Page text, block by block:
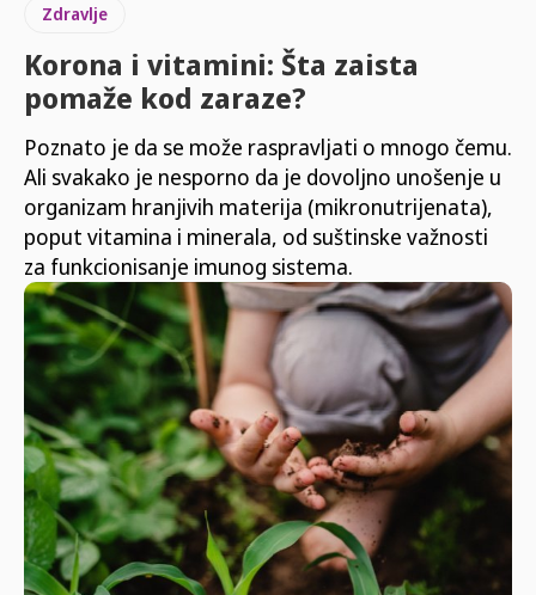
Zdravlje
Korona i vitamini: Šta zaista
pomaže kod zaraze?
Poznato je da se može raspravljati o mnogo čemu.
Ali svakako je nesporno da je dovoljno unošenje u
organizam hranjivih materija (mikronutrijenata),
poput vitamina i minerala, od suštinske važnosti
za funkcionisanje imunog sistema.